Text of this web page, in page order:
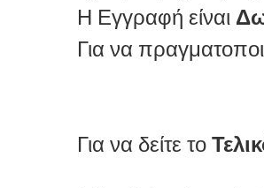
Η Εγγραφή είναι
Για να
Για να δείτε το